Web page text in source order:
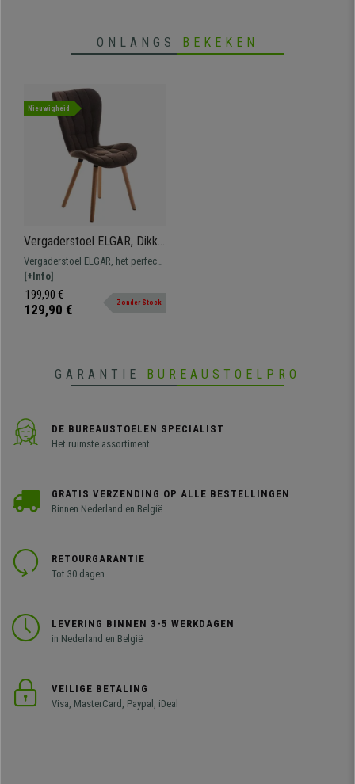
ONLANGS BEKEKEN
Nieuwigheid
Vergaderstoel ELGAR, Dikke
Vulling, Houten Structuur en
Poten, in Bruine Stof
Vergaderstoel ELGAR, het perfecte
model als u stijl wilt toevoegen
aan uw kantoor of wachtkamer
zonder in te leveren aan comfort.
[+Info]
199,90 €
129,90 € Zonder Stock
GARANTIE BUREAUSTOELPRO
DE BUREAUSTOELEN SPECIALIST
Het ruimste assortiment
GRATIS VERZENDING OP ALLE BESTELLINGEN
Binnen Nederland en België
RETOURGARANTIE
Tot 30 dagen
LEVERING BINNEN 3-5 WERKDAGEN
in Nederland en België
VEILIGE BETALING
Visa, MasterCard, Paypal, iDeal